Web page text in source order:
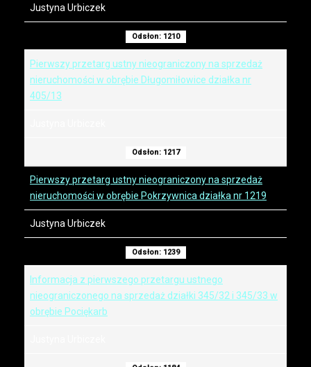
Justyna Urbiczek
Odsłon: 1210
Pierwszy przetarg ustny nieograniczony na sprzedaż
nieruchomości w obrębie Długomiłowice działka nr
405/13
Odsłon: 1217
Pierwszy przetarg ustny nieograniczony na sprzedaż
nieruchomości w obrębie Pokrzywnica działka nr 1219
Justyna Urbiczek
Odsłon: 1239
Informacja z pierwszego przetargu ustnego
nieograniczonego na sprzedaż działki 345/32 i 345/33 w
obrębie Pociękarb